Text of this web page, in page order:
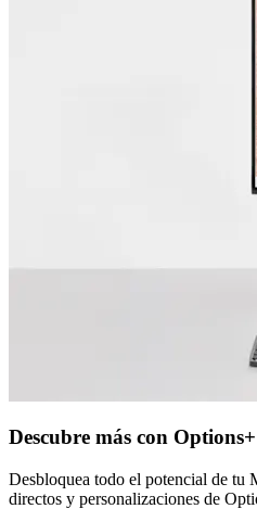
Descubre más con Options+
Desbloquea todo el potencial de tu
directos y personalizaciones de